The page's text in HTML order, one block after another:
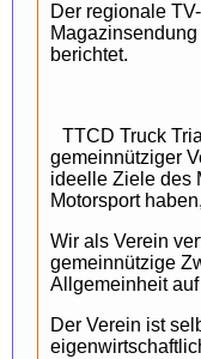
Der regionale
berichtet.
TTCD Truck
gemeinnütziger
ideelle Ziele des
Motorsport
Wir als Verein
gemeinnützige
Allgemeinheit
Der Verein ist